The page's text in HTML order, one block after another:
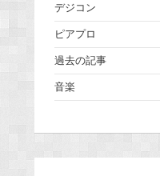
デジコン
ピアプロ
過去の記事
音楽